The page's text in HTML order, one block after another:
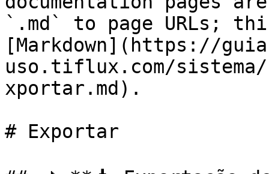
`.md` to page URLs;
[Markdown](https://
uso.tiflux.com/
xportar.md).
# Exportar